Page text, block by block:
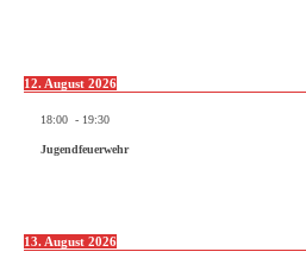
12. August 2026
18:00 - 19:30
Jugendfeuerwehr
13. August 2026